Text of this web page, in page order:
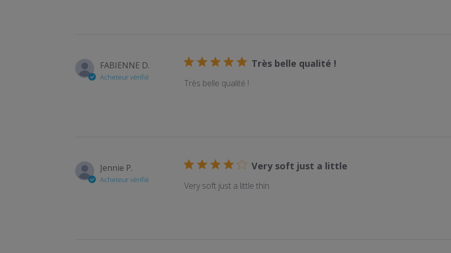
FABIENNE D.
Acheteur vérifié
Très belle qualité !
Très belle qualité !
Jennie P.
Acheteur vérifié
Very soft just a little
Very soft just a little thin.